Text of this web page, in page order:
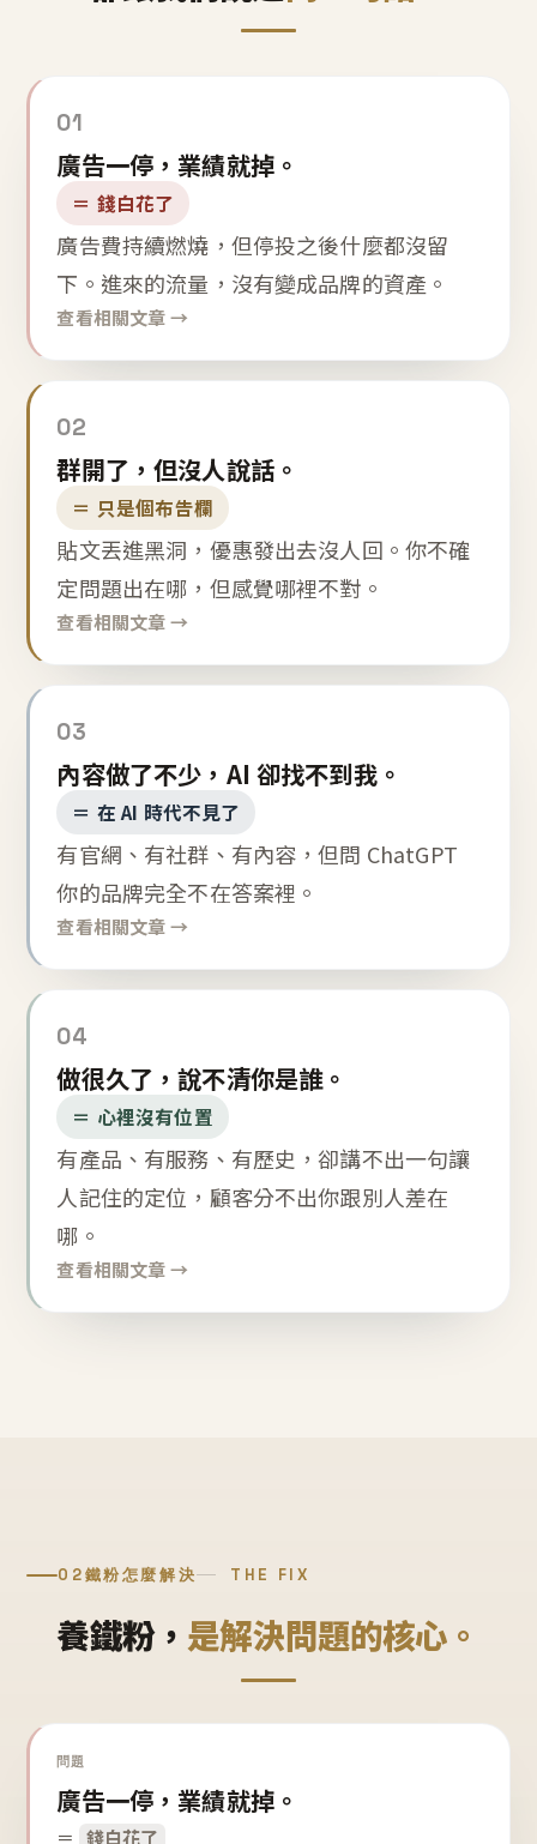
01
廣告一停，業績就掉。
＝ 錢白花了
廣告費持續燃燒，但停投之後什麼都沒留
下。進來的流量，沒有變成品牌的資產。
查看相關文章 →
02
群開了，但沒人說話。
＝ 只是個布告欄
貼文丟進黑洞，優惠發出去沒人回。你不確
定問題出在哪，但感覺哪裡不對。
查看相關文章 →
03
內容做了不少，AI 卻找不到我。
＝ 在 AI 時代不見了
有官網、有社群、有內容，但問 ChatGPT
你的品牌完全不在答案裡。
查看相關文章 →
04
做很久了，說不清你是誰。
＝ 心裡沒有位置
有產品、有服務、有歷史，卻講不出一句讓
人記住的定位，顧客分不出你跟別人差在
哪。
查看相關文章 →
02鐵粉怎麼解決 THE FIX
養鐵粉， 是解決問題的核心。
問題
廣告一停，業績就掉。
＝ 錢白花了